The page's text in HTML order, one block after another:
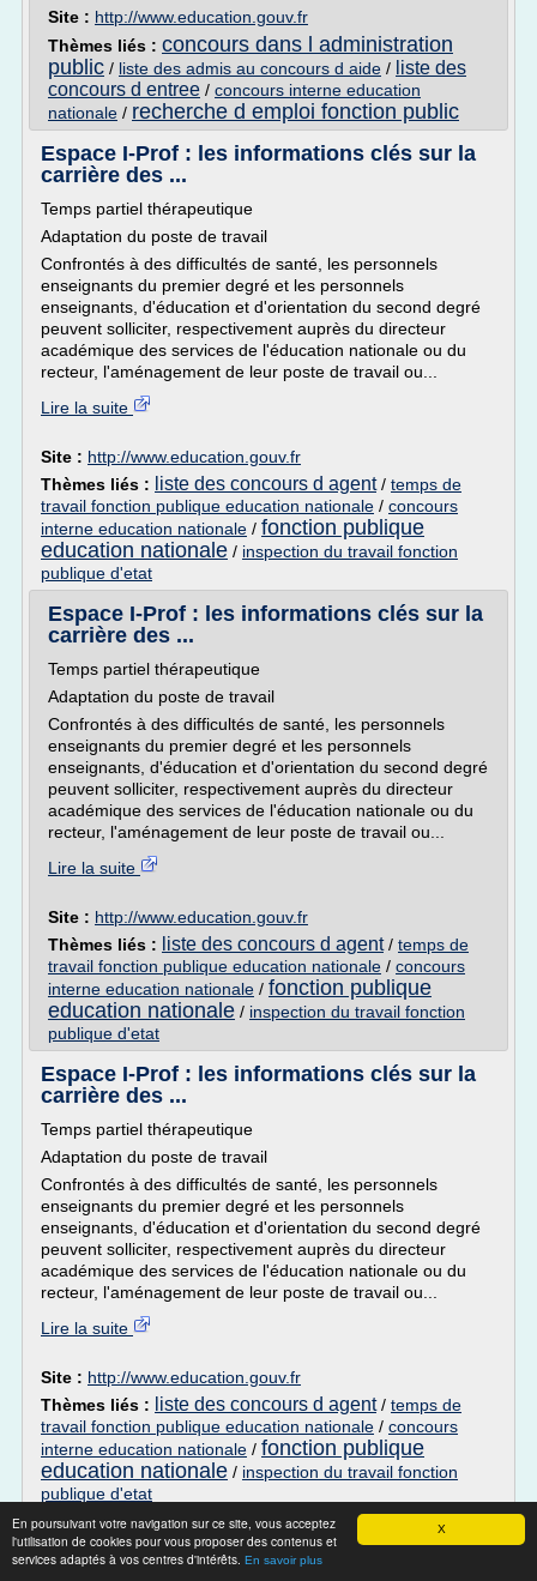
X
En poursuivant votre navigation sur ce site, vous acceptez
l'utilisation de cookies pour vous proposer des contenus et
services adaptés à vos centres d'intérêts. En savoir plus
Site : http://www.education.gouv.fr
Thèmes liés : concours dans l administration
public / liste des admis au concours d aide / liste des
concours d entree / concours interne education
nationale / recherche d emploi fonction public
Espace I-Prof : les informations clés sur la
carrière des ...
Temps partiel thérapeutique
Adaptation du poste de travail
Confrontés à des difficultés de santé, les personnels
enseignants du premier degré et les personnels
enseignants, d'éducation et d'orientation du second degré
peuvent solliciter, respectivement auprès du directeur
académique des services de l'éducation nationale ou du
recteur, l'aménagement de leur poste de travail ou...
Lire la suite
Site : http://www.education.gouv.fr
Thèmes liés :
liste des concours d agent/ temps de
travail fonction publique education nationale / concours
interne education nationale / fonction publique
education nationale / inspection du travail fonction
publique d'etat
Espace I-Prof : les informations clés sur la
carrière des ...
Temps partiel thérapeutique
Adaptation du poste de travail
Confrontés à des difficultés de santé, les personnels
enseignants du premier degré et les personnels
enseignants, d'éducation et d'orientation du second degré
peuvent solliciter, respectivement auprès du directeur
académique des services de l'éducation nationale ou du
recteur, l'aménagement de leur poste de travail ou...
Lire la suite
Site : http://www.education.gouv.fr
Thèmes liés :
liste des concours d agent/ temps de
travail fonction publique education nationale / concours
interne education nationale / fonction publique
education nationale / inspection du travail fonction
publique d'etat
Espace I-Prof : les informations clés sur la
carrière des ...
Temps partiel thérapeutique
Adaptation du poste de travail
Confrontés à des difficultés de santé, les personnels
enseignants du premier degré et les personnels
enseignants, d'éducation et d'orientation du second degré
peuvent solliciter, respectivement auprès du directeur
académique des services de l'éducation nationale ou du
recteur, l'aménagement de leur poste de travail ou...
Lire la suite
Site : http://www.education.gouv.fr
Thèmes liés :
liste des concours d agent/ temps de
travail fonction publique education nationale / concours
interne education nationale / fonction publique
education nationale / inspection du travail fonction
publique d'etat
LIJ N°200 – novembre 2017 -
education.gouv.fr